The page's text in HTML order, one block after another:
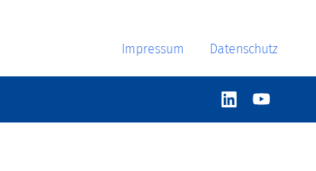
Impressum Datenschutz